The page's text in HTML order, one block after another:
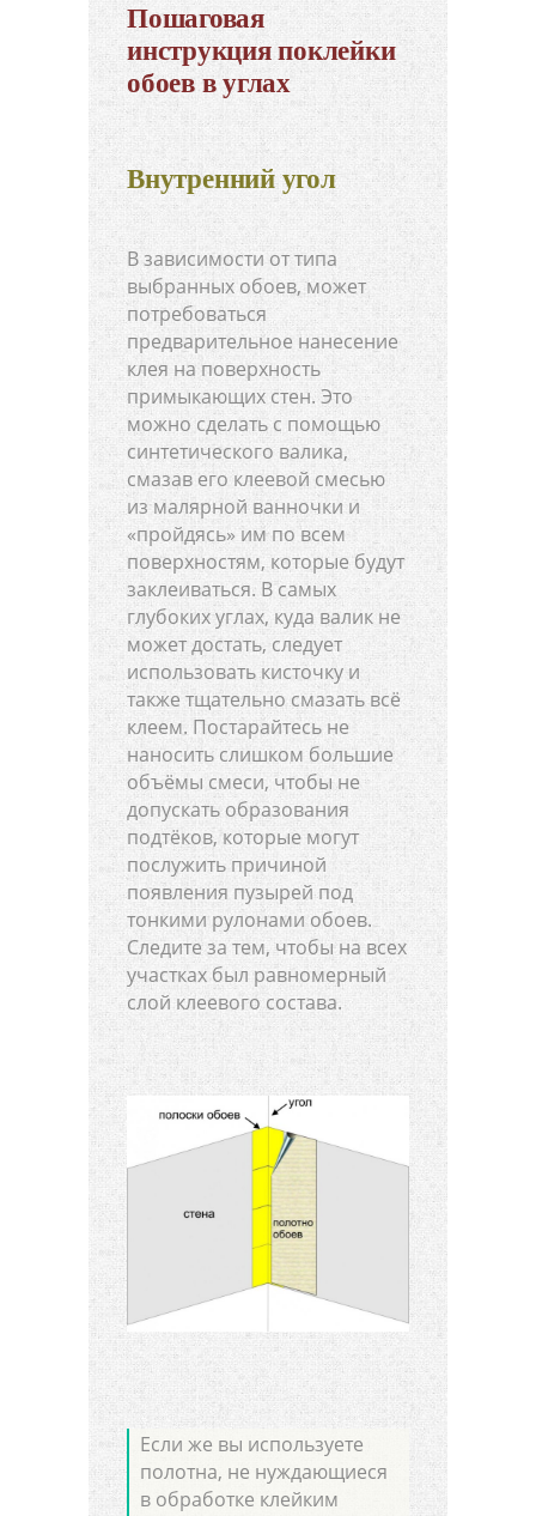
Пошаговая
инструкция поклейки
обоев в углах
Внутренний угол
В зависимости от типа
выбранных обоев, может
потребоваться
предварительное нанесение
клея на поверхность
примыкающих стен. Это
можно сделать с помощью
синтетического валика,
смазав его клеевой смесью
из малярной ванночки и
«пройдясь» им по всем
поверхностям, которые будут
заклеиваться. В самых
глубоких углах, куда валик не
может достать, следует
использовать кисточку и
также тщательно смазать всё
клеем. Постарайтесь не
наносить слишком большие
объёмы смеси, чтобы не
допускать образования
подтёков, которые могут
послужить причиной
появления пузырей под
тонкими рулонами обоев.
Следите за тем, чтобы на всех
участках был равномерный
слой клеевого состава.
Если же вы используете
полотна, не нуждающиеся
в обработке клейким